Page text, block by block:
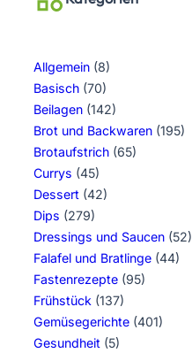
Allgemein (8)
Basisch (70)
Beilagen (142)
Brot und Backwaren (195)
Brotaufstrich (65)
Currys (45)
Dessert (42)
Dips (279)
Dressings und Saucen (52)
Falafel und Bratlinge (44)
Fastenrezepte (95)
Frühstück (137)
Gemüsegerichte (401)
Gesundheit (5)